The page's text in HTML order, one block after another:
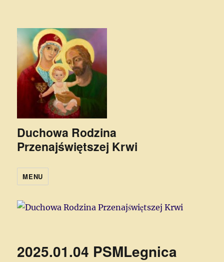
Duchowa Rodzina
Przenajświętszej Krwi
MENU
2025.01.04 PSMLegnica